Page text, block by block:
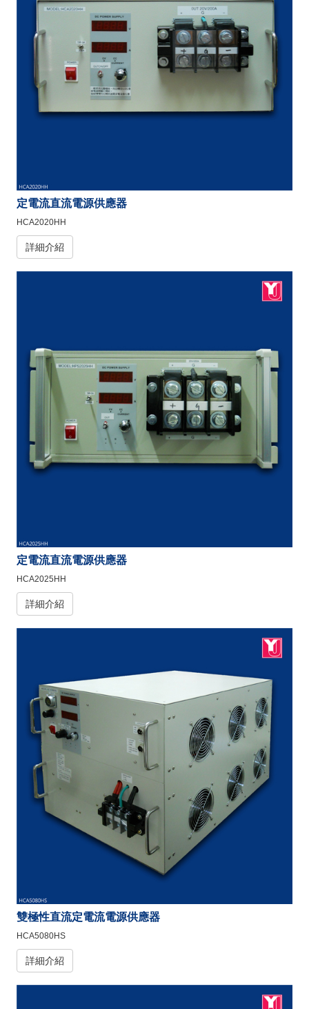
定電流直流電源供應器
HCA2020HH
詳細介紹
定電流直流電源供應器
HCA2025HH
詳細介紹
雙極性直流定電流電源供應器
HCA5080HS
詳細介紹